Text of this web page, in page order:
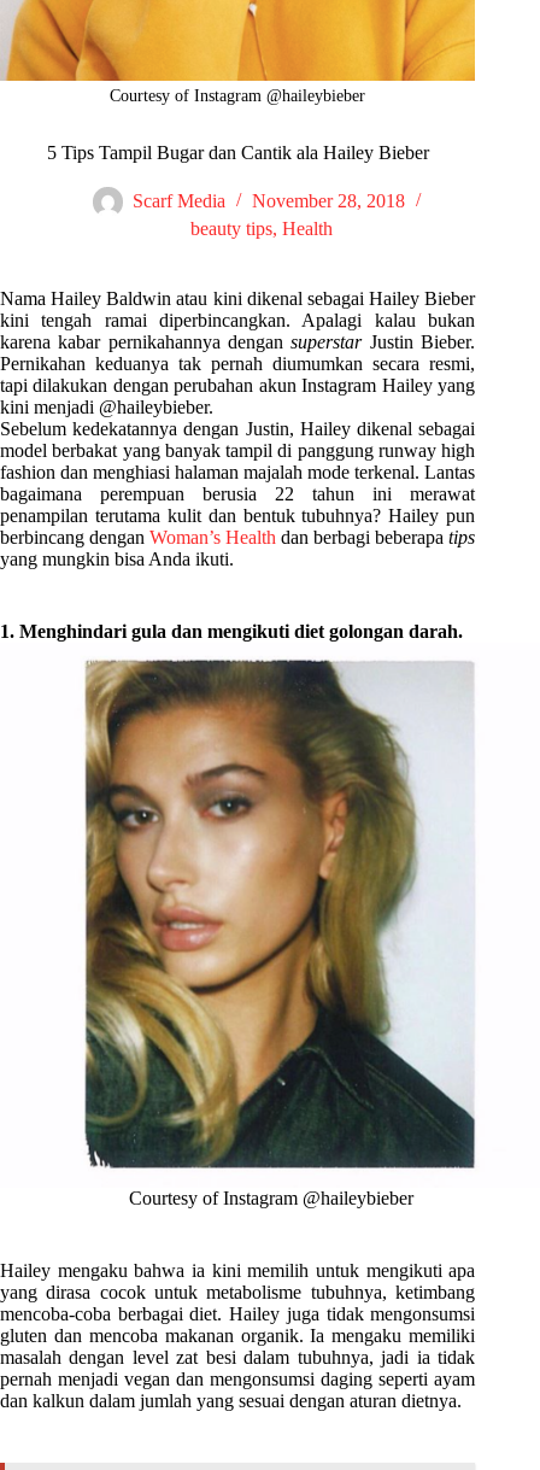
Courtesy of Instagram @haileybieber
5 Tips Tampil Bugar dan Cantik ala Hailey Bieber
Scarf Media
November 28, 2018
beauty tips,Health
Nama Hailey Baldwin atau kini dikenal sebagai Hailey Bieber
kini tengah ramai diperbincangkan. Apalagi kalau bukan
karena kabar pernikahannya dengan superstarJustin Bieber.
Pernikahan keduanya tak pernah diumumkan secara resmi,
tapi dilakukan dengan perubahan akun Instagram Hailey yang
kini menjadi @haileybieber.
Sebelum kedekatannya dengan Justin, Hailey dikenal sebagai
model berbakat yang banyak tampil di panggung runway high
fashion dan menghiasi halaman majalah mode terkenal. Lantas
bagaimana perempuan berusia 22 tahun ini merawat
penampilan terutama kulit dan bentuk tubuhnya? Hailey pun
berbincang denganWoman’s Health dan berbagi beberapatips
yang mungkin bisa Anda ikuti.
1. Menghindari gula dan mengikuti diet golongan darah.
Courtesy of Instagram @haileybieber
Hailey mengaku bahwa ia kini memilih untuk mengikuti apa
yang dirasa cocok untuk metabolisme tubuhnya, ketimbang
mencoba-coba berbagai diet. Hailey juga tidak mengonsumsi
gluten dan mencoba makanan organik. Ia mengaku memiliki
masalah dengan level zat besi dalam tubuhnya, jadi ia tidak
pernah menjadi vegan dan mengonsumsi daging seperti ayam
dan kalkun dalam jumlah yang sesuai dengan aturan dietnya.